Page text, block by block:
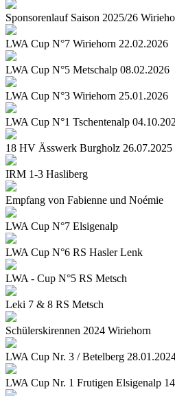
Sponsorenlauf Saison 2025/26
LWA Cup N°7 Wiriehorn 22.02.2026
LWA Cup N°5 Metschalp 08.02.2026
LWA Cup N°3 Wiriehorn 25.01.2026
LWA Cup N°1 Tschentenalp
18 HV Ässwerk Burgholz 26.07.2025
IRM 1-3 Hasliberg
Empfang von Fabienne und Noémie
LWA Cup N°7 Elsigenalp
LWA Cup N°6 RS Hasler Lenk
LWA - Cup N°5 RS Metsch
Leki 7 & 8 RS Metsch
Schülerskirennen 2024 Wiriehorn
LWA Cup Nr. 3 / Betelberg
LWA Cup Nr. 1 Frutigen Elsigenalp